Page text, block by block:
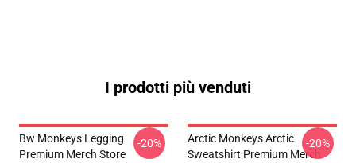
I prodotti più venduti
Bw Monkeys Legging
Premium Merch Store
-20%
Arctic Monkeys Arctic
Sweatshirt Premium Merch
-20%